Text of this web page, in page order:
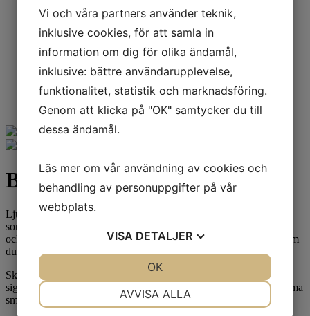
Ljuslyktor
Fat
Dukning
Textil
Hängande dekoration
Säsongsbaserat
Jul
Bolmen ljusstake
Ljusstake i matt keramik. En stilren ljusstake med fyra stearinljus
som kan stoltsera för sig själv och inge ett elegant uttryck. Det blir
också snyggt att dekorera den med kvistar, stenar, snäckor m.m. om
du vill förhöja den ytterligare.
Skötselråd: All vår matta keramik är obehandlad och har blivit ett
signum för Storefactory. Det är även naturligt att det kan förekomma
små prickar eller gropar i keramiken då den är handgjord.
Vi och våra partners använder teknik,
inklusive cookies, för att samla in
information om dig för olika ändamål,
inklusive: bättre användarupplevelse,
funktionalitet, statistik och marknadsföring.
Genom att klicka på "OK" samtycker du till
dessa ändamål.
Läs mer om vår användning av cookies och
behandling av personuppgifter på vår
webbplats.
VISA DETALJER
AVVISA ALLA
OK